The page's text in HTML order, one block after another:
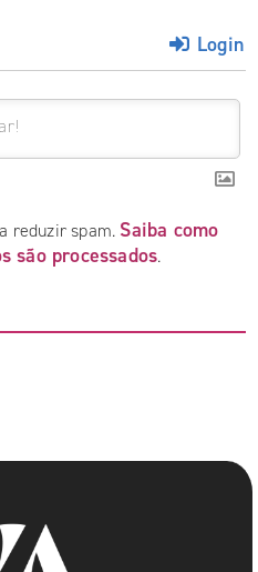
Login
reduzir spam. Saiba como
são processados.